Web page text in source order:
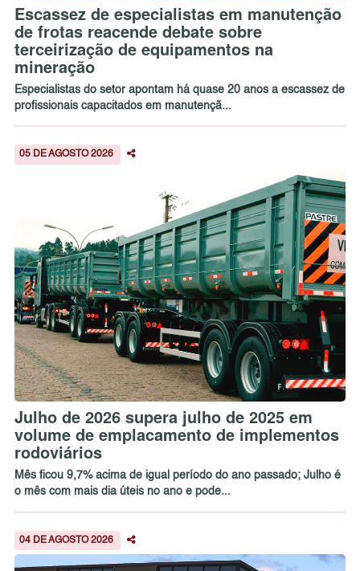
Escassez de especialistas em manutenção
de frotas reacende debate sobre
terceirização de equipamentos na
mineração
Especialistas do setor apontam há quase 20 anos a escassez de
profissionais capacitados em manutençã...
05 DE AGOSTO 2026
Julho de 2026 supera julho de 2025 em
volume de emplacamento de implementos
rodoviários
Mês ficou 9,7% acima de igual período do ano passado; Julho é
o mês com mais dia úteis no ano e pode...
04 DE AGOSTO 2026